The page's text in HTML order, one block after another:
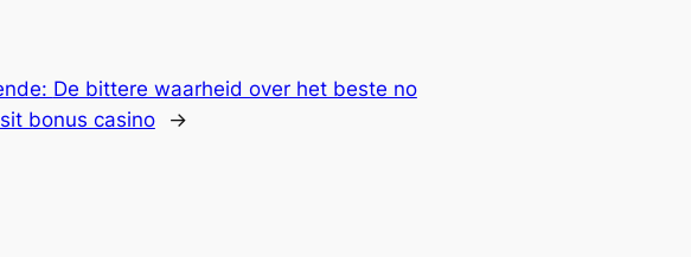
De bittere waarheid over het beste no
bonus casino
→